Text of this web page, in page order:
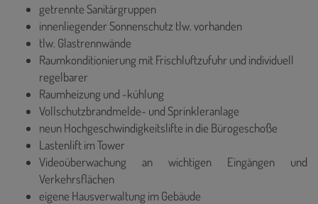
getrennte Sanitärgruppen
innenliegender Sonnenschutz tlw. vorhanden
tlw. Glastrennwände
Raumkonditionierung mit Frischluftzufuhr und individuell
regelbarer
Raumheizung und -kühlung
Vollschutzbrandmelde- und Sprinkleranlage
neun Hochgeschwindigkeitslifte in die Bürogeschoße
Lastenlift im Tower
Videoüberwachung an wichtigen Eingängen und
Verkehrsflächen
eigene Hausverwaltung im Gebäude